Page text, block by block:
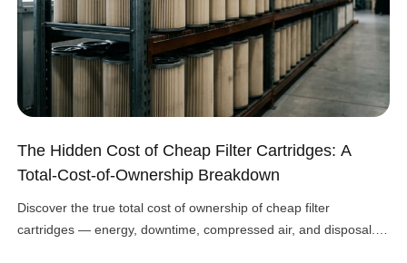
The Hidden Cost of Cheap Filter Cartridges: A
Total-Cost-of-Ownership Breakdown
Discover the true total cost of ownership of cheap filter
cartridges — energy, downtime, compressed air, and disposal.